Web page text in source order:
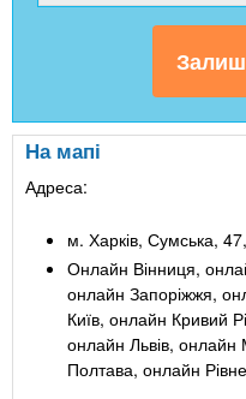
На мапі
Адреса:
м. Харків, Сумська,
Онлайн Вінниця,
онлайн Запоріжжя,
Київ, онлайн Кривий
онлайн Львів,
Полтава, онлайн Рівне